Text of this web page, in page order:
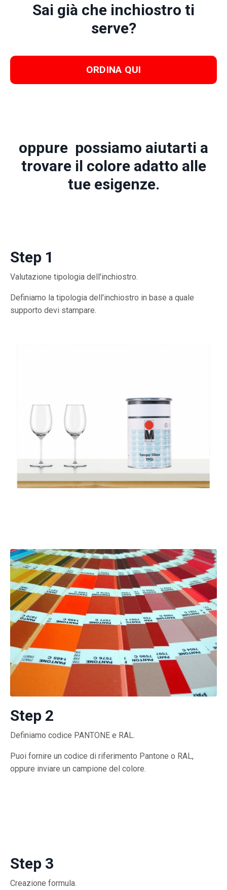
Sai già che inchiostro ti
serve?
ORDINA QUI
oppure possiamo aiutarti a
trovare il colore adatto alle
tue esigenze.
Step 1
Valutazione tipologia dell'inchiostro.
Definiamo la tipologia dell'inchiostro in base a quale
supporto devi stampare.
Step 2
Definiamo codice PANTONE e RAL.
Puoi fornire un codice di riferimento Pantone o RAL,
oppure inviare un campione del colore.
Step 3
Creazione formula.